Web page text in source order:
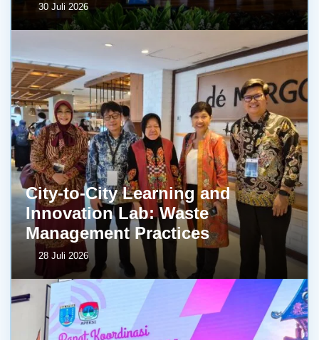
30 Juli 2026
City-to-City Learning and
Innovation Lab: Waste
Management Practices
28 Juli 2026